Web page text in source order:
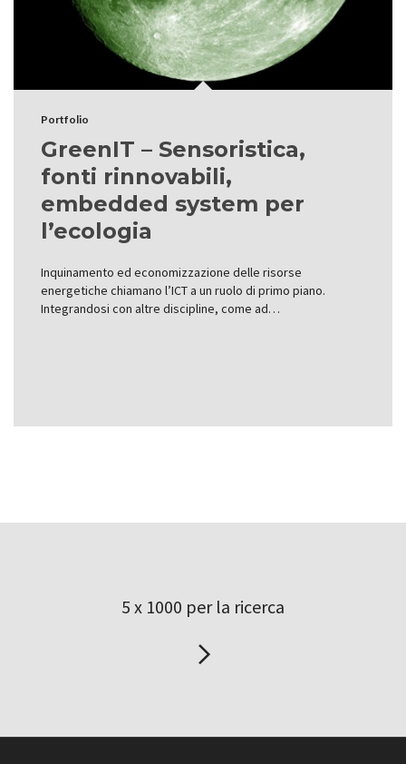
Portfolio
GreenIT – Sensoristica,
fonti rinnovabili,
embedded system per
l’ecologia
Inquinamento ed economizzazione delle risorse
energetiche chiamano l’ICT a un ruolo di primo piano.
Integrandosi con altre discipline, come ad…
5 x 1000 per la ricerca